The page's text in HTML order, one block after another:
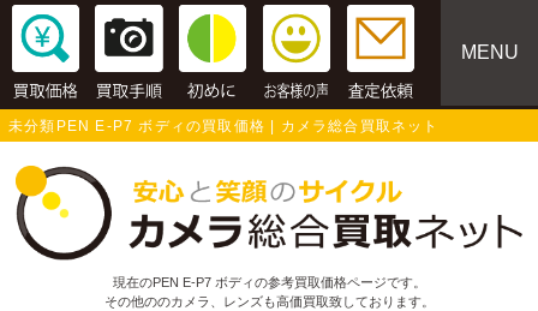
MENU
未分類PEN E-P7 ボディの買取価格 | カメラ総合買取ネット
現在のPEN E-P7 ボディの参考買取価格ページです。
その他ののカメラ、レンズも高価買取致しております。